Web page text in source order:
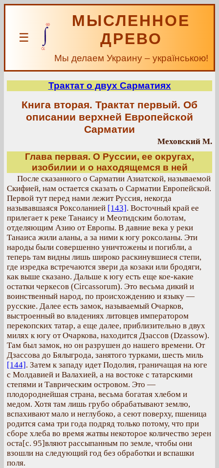
☰
МЫСЛЕННОЕ
ДРЕВО
Мы делаем Украину – українською!
Трактат о двух Сарматиях
Книга вторая. Трактат первый. Об
описании верхней Европейской
Сарматии
Меховский М.
Глава первая. О Руссии, ее округах,
изобилии и о находящемся в ней
После сказанного о Сарматии Азиатской, называемой
Скифией, нам остается сказать о Сарматии Европейской.
Первой тут перед нами лежит Руссия, некогда
называвшаяся Роксоланией [143]. Восточный край ее
прилегает к реке Танаису и Меотидским болотам,
отделяющим Азию от Европы. В давние века у реки
Танаиса жили аланы, а за ними к югу роксоланы. Эти
народы были совершенно уничтожены и погибли, а
теперь там видны лишь широко раскинувшиеся степи,
где изредка встречаются звери да козаки или бродяги,
как выше сказано. Дальше к югу есть еще кое-какие
остатки черкесов (Circassorum). Это весьма дикий и
воинственный народ, по происхождению и языку —
русские. Далее есть замок, называемый Очарков,
выстроенный во владениях литовцев императором
перекопских татар, а еще далее, приблизительно в двух
милях к югу от Очаркова, находится Дзассов (Dzassow).
Там был замок, но он разрушен до нашего времени. От
Дзассова до Бялыгрода, занятого турками, шесть миль
[144]. Затем к западу идет Подолия, граничащая на юге
с Молдавией и Валахией, а на востоке с татарскими
степями и Таврическим островом. Это —
плодороднейшая страна, весьма богатая хлебом и
медом. Хотя там лишь грубо обрабатывают землю,
вспахивают мало и неглубоко, а сеют поверху, пшеница
родится сама три года подряд только потому, что при
сборе хлеба во время жатвы некоторое количество зерен
оста[с. 95]вляют рассыпанным по земле, чтобы они
взошли на следующий год без обработки и вспашки
поля.